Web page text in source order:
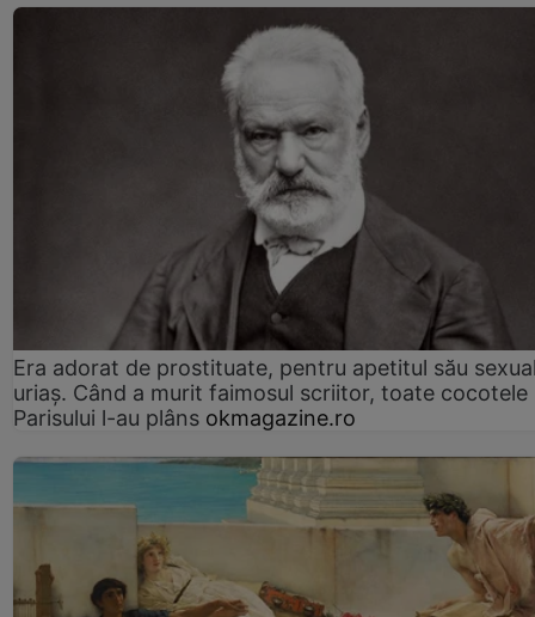
Era adorat de prostituate, pentru apetitul său
uriaș. Când a murit faimosul scriitor, toate cocotele
Parisului l-au plâns okmagazine.ro